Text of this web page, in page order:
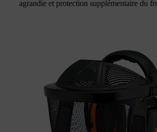
agrandie et protection supplémentaire du